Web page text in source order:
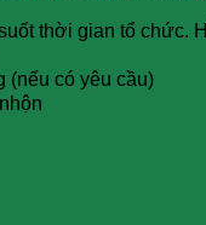
thời gian tổ chức.
(nếu có yêu cầu)